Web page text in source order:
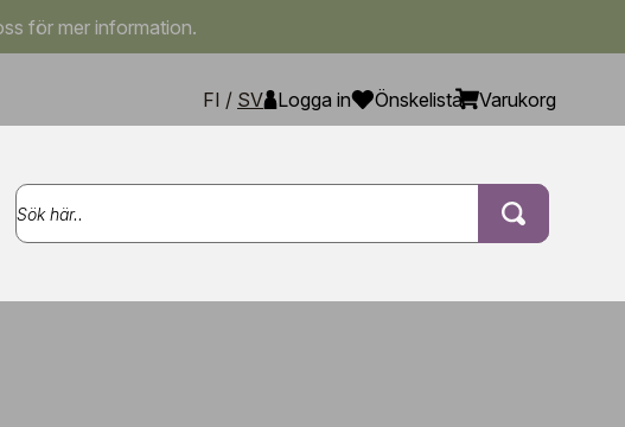
för mer information.
FI / SV Logga in Önskelista Varukorg